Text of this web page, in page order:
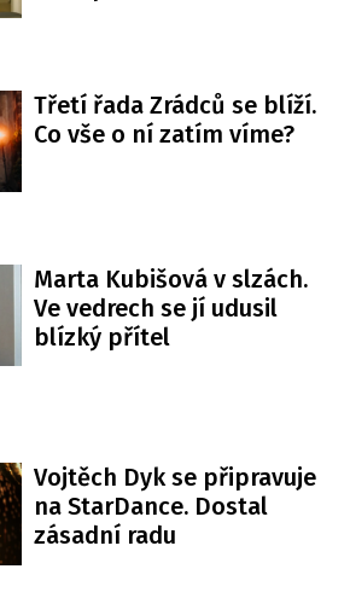
Třetí řada Zrádců se blíží.
Co vše o ní zatím víme?
Marta Kubišová v slzách.
Ve vedrech se jí udusil
blízký přítel
Vojtěch Dyk se připravuje
na StarDance. Dostal
zásadní radu